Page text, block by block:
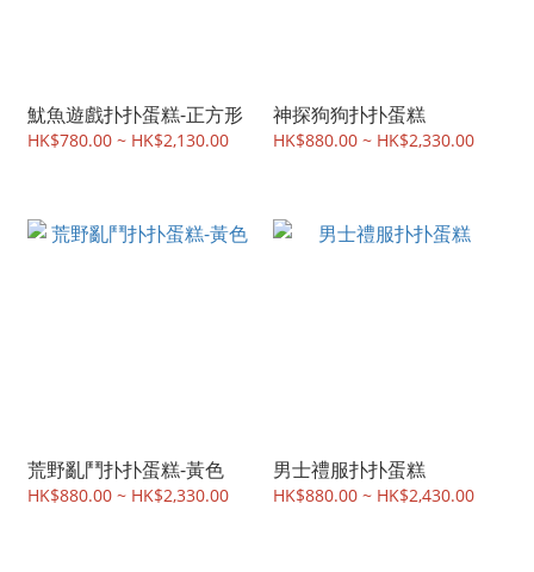
魷魚遊戲扑扑蛋糕-正方形
HK$780.00 ~ HK$2,130.00
神探狗狗扑扑蛋糕
HK$880.00 ~ HK$2,330.00
荒野亂鬥扑扑蛋糕-黃色
HK$880.00 ~ HK$2,330.00
男士禮服扑扑蛋糕
HK$880.00 ~ HK$2,430.00